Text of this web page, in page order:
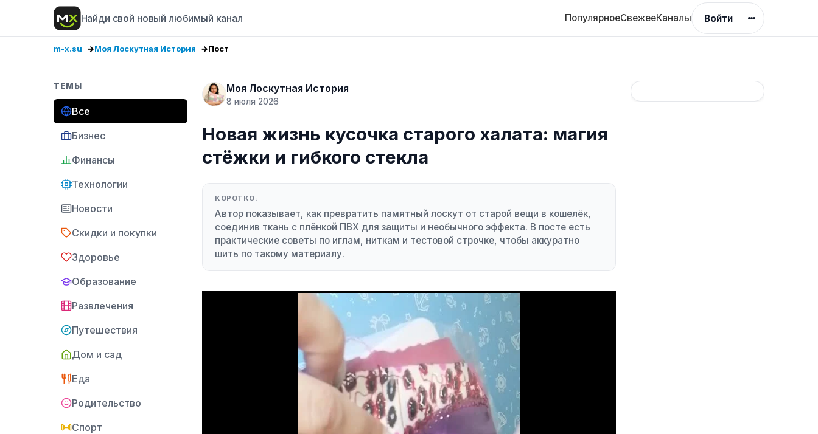
Найди свой новый любимый канал ПопулярноеСвежееКаналы Войти
m-x.su Моя Лоскутная История Пост
ТЕМЫ
Все
Бизнес
Финансы
Технологии
Новости
Скидки и покупки
Здоровье
Образование
Развлечения
Путешествия
Дом и сад
Еда
Родительство
Спорт
Моя Лоскутная История
8 июля 2026
Новая жизнь кусочка старого халата: магия
стёжки и гибкого стекла
КОРОТКО:
Автор показывает, как превратить памятный лоскут от старой вещи в кошелёк,
соединив ткань с плёнкой ПВХ для защиты и необычного эффекта. В посте есть
практические советы по иглам, ниткам и тестовой строчке, чтобы аккуратно
шить по такому материалу.